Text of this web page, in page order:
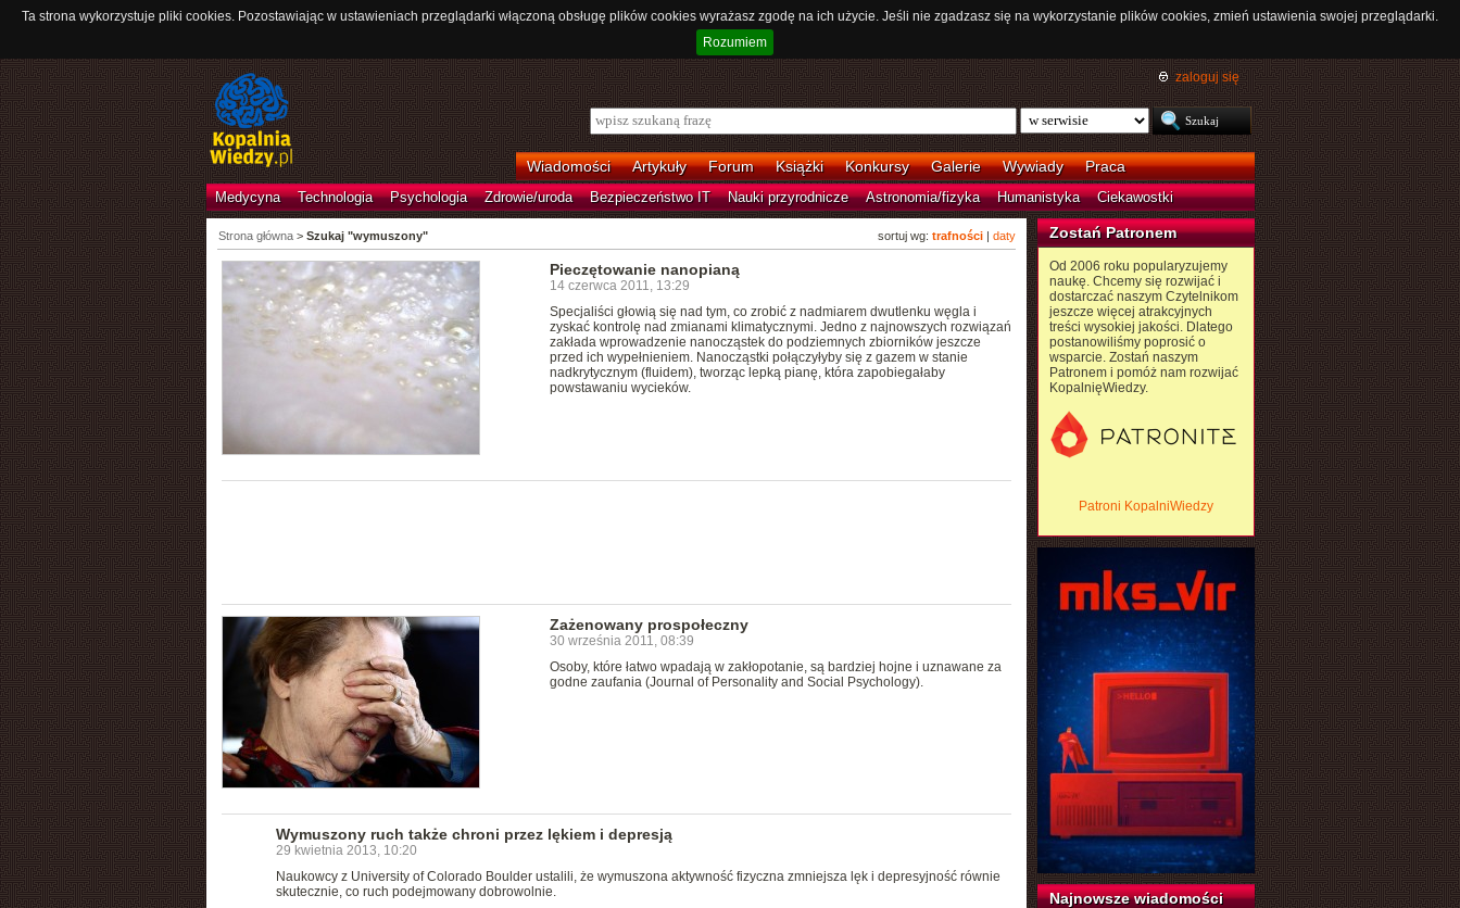
Ta strona wykorzystuje pliki cookies. Pozostawiając w ustawieniach przeglądarki włączoną obsługę plików cookies wyrażasz zgodę na ich użycie. Jeśli nie zgadzasz się na wykorzystanie plików cookies, zmień ustawienia swojej przeglądarki.
Rozumiem
zaloguj się
Wiadomości Artykuły Forum Książki Konkursy Galerie Wywiady Praca
Medycyna Technologia Psychologia Zdrowie/uroda Bezpieczeństwo IT Nauki przyrodnicze Astronomia/fizyka Humanistyka Ciekawostki
sortuj wg: trafności| daty
Strona główna> Szukaj "wymuszony"
Pieczętowanie nanopianą
14 czerwca 2011, 13:29
Specjaliści głowią się nad tym, co zrobić z nadmiarem dwutlenku węgla i
zyskać kontrolę nad zmianami klimatycznymi. Jedno z najnowszych rozwiązań
zakłada wprowadzenie nanocząstek do podziemnych zbiorników jeszcze
przed ich wypełnieniem. Nanocząstki połączyłyby się z gazem w stanie
nadkrytycznym (fluidem), tworząc lepką pianę, która zapobiegałaby
powstawaniu wycieków.
Zażenowany prospołeczny
30 września 2011, 08:39
Osoby, które łatwo wpadają w zakłopotanie, są bardziej hojne i uznawane za
godne zaufania (Journal of Personality and Social Psychology).
Wymuszony ruch także chroni przez lękiem i depresją
29 kwietnia 2013, 10:20
Naukowcy z University of Colorado Boulder ustalili, że wymuszona aktywność fizyczna zmniejsza lęk i depresyjność równie
skutecznie, co ruch podejmowany dobrowolnie.
Zostań Patronem
Od 2006 roku popularyzujemy
naukę. Chcemy się rozwijać i
dostarczać naszym Czytelnikom
jeszcze więcej atrakcyjnych
treści wysokiej jakości. Dlatego
postanowiliśmy poprosić o
wsparcie. Zostań naszym
Patronem i pomóż nam rozwijać
KopalnięWiedzy.
Patroni KopalniWiedzy
Najnowsze wiadomości